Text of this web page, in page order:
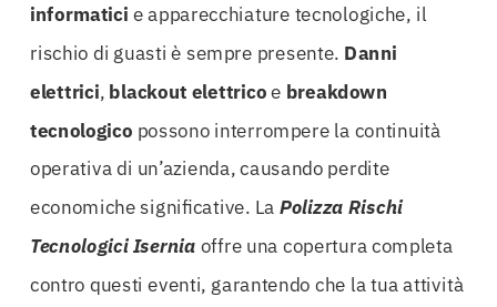
informatici e apparecchiature tecnologiche, il
rischio di guasti è sempre presente. Danni
elettrici, blackout elettricoe breakdown
tecnologico possono interrompere la continuità
operativa di un’azienda, causando perdite
economiche significative. LaPolizza Rischi
Tecnologici Isernia offre una copertura completa
contro questi eventi, garantendo che la tua attività